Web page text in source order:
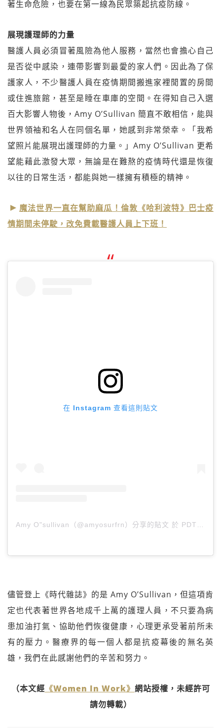
著生命危險，也要在第一線為民眾築起抗疫防線。
展現護理師的力量
醫護人員必須冒著風險為他人服務，當然也會擔心自己
是否從中感染，連帶影響到最愛的家人們。因此為了保
護家人，不少醫護人員在疫情期間搬進家裡閒置的房間
或住進旅館，甚至是睡在車庫的空間。在得知自己入選
百大影響人物後，Amy O’Sullivan 簡直不敢相信，能與
世界領袖和名人在同個名單，她感到非常榮幸。「我希
望照片能展現出護理師的力量。」Amy O’Sullivan 更希
望能藉此激發大眾，無論是在難熬的疫情時代還是恢復
以往的日常生活，都能與她一樣擁有積極的精神。
魔法世界一直在幫助麻瓜！倫敦《哈利波特》巴士疫
情期間未停駛，改免費載醫護人員上下班！
在 Instagram 查看這則貼文
Amy O"sullivan（@amyosurfrn）分享的貼文 於 PDT 2020 年 10月 月 9 日 上午 6:02
儘管登上《時代雜誌》的是 Amy O’Sullivan，但這項肯
定也代表著世界各地成千上萬的護理人員，不只要為病
患加油打氣、協助他們恢復健康，心理更承受著前所未
有的壓力。醫療界的每一個人都是抗疫幕後的無名英
雄，我們在此感謝他們的辛苦和努力。
（本文經 《Women In Work》 網站授權，未經許可
請勿轉載）